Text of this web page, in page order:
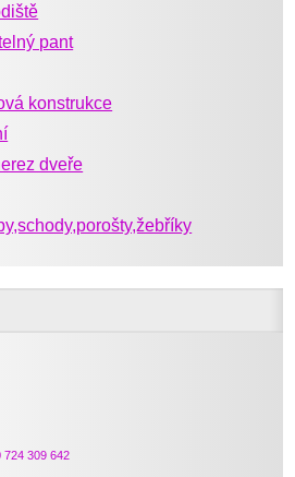
pant
konstrukce
dveře
724 309 642